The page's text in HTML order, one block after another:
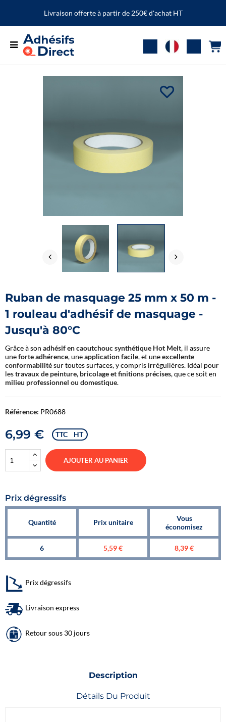
Livraison offerte à partir de 250€ d'achat HT
Ruban de masquage 25 mm x 50 m -
1 rouleau d'adhésif de masquage -
Jusqu'à 80°C
Grâce à son adhésif en caoutchouc synthétique Hot Melt, il assure
uneforte adhérence, uneapplication facile, et uneexcellente
conformabilitésur toutes surfaces, y compris irrégulières. Idéal pour
lestravaux de peinture, bricolage et finitions précises, que ce soit en
milieu professionnel ou domestique.
Référence: PR0688
6,99 € TTC HT
AJOUTER AU PANIER
Prix dégressifs
Quantité Prix unitaire
Vous
économisez
6 5,59 € 8,39 €
Prix dégressifs
Livraison express
Retour sous 30 jours
Description
Détails Du Produit